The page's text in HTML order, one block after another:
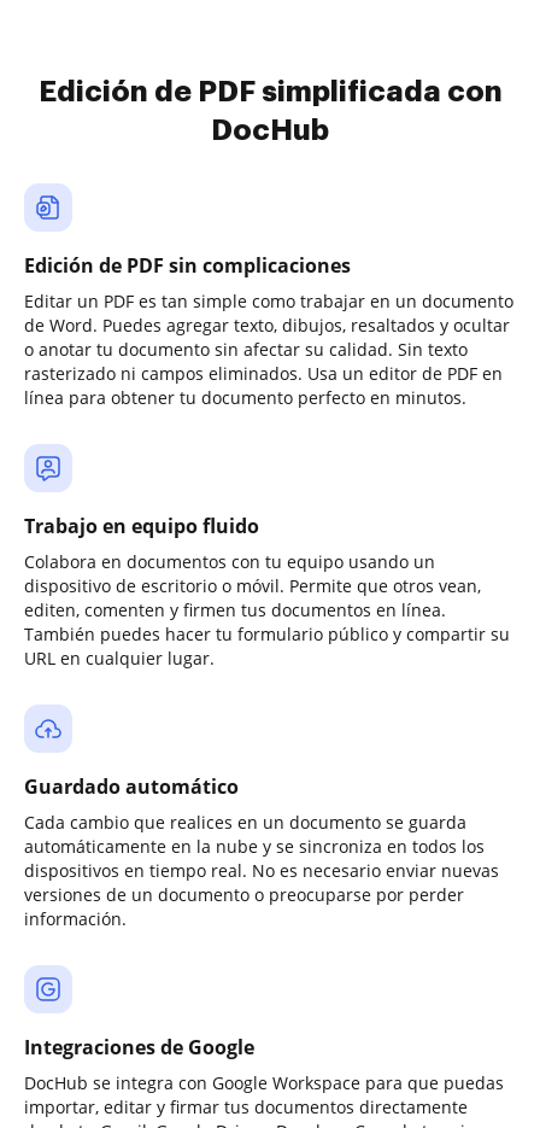
Edición de PDF simplificada con
DocHub
Edición de PDF sin complicaciones
Editar un PDF es tan simple como trabajar en un documento
de Word. Puedes agregar texto, dibujos, resaltados y ocultar
o anotar tu documento sin afectar su calidad. Sin texto
rasterizado ni campos eliminados. Usa un editor de PDF en
línea para obtener tu documento perfecto en minutos.
Trabajo en equipo fluido
Colabora en documentos con tu equipo usando un
dispositivo de escritorio o móvil. Permite que otros vean,
editen, comenten y firmen tus documentos en línea.
También puedes hacer tu formulario público y compartir su
URL en cualquier lugar.
Guardado automático
Cada cambio que realices en un documento se guarda
automáticamente en la nube y se sincroniza en todos los
dispositivos en tiempo real. No es necesario enviar nuevas
versiones de un documento o preocuparse por perder
información.
Integraciones de Google
DocHub se integra con Google Workspace para que puedas
importar, editar y firmar tus documentos directamente